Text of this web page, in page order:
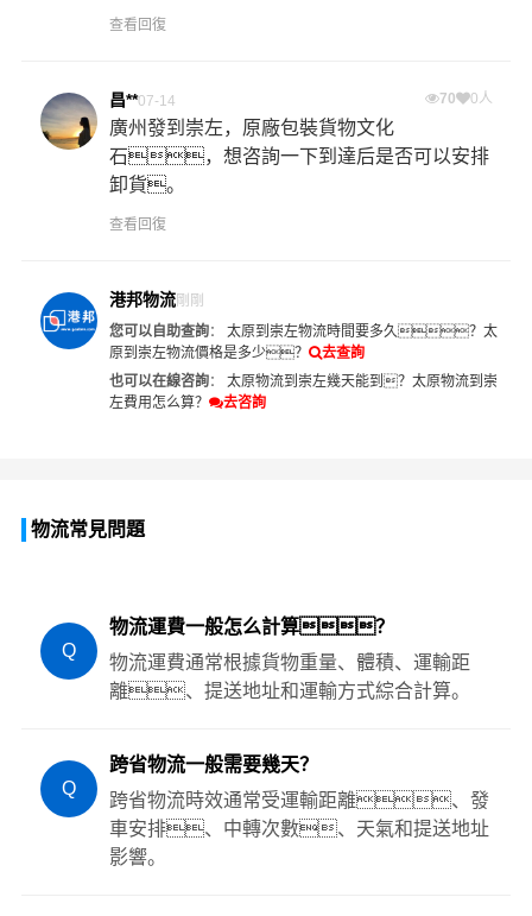
查看回復
昌**07-14 70 0人
廣州發到崇左，原廠包裝貨物文化
石，想咨詢一下到達后是否可以安排
卸貨。
查看回復
港邦物流剛剛
您可以自助查詢： 太原到崇左物流時間要多久？ 太
原到崇左物流價格是多少？
去查詢
也可以在線咨詢： 太原物流到崇左幾天能到？ 太原物流到崇
左費用怎么算？
去咨詢
物流常見問題
Q
物流運費一般怎么計算？
物流運費通常根據貨物重量、體積、運輸距
離、提送地址和運輸方式綜合計算。
Q
跨省物流一般需要幾天？
跨省物流時效通常受運輸距離、發
車安排、中轉次數、天氣和提送地址
影響。